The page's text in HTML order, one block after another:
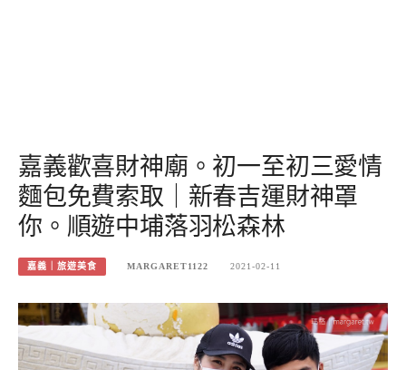
嘉義歡喜財神廟。初一至初三愛情
麵包免費索取｜新春吉運財神罩
你。順遊中埔落羽松森林
嘉義｜旅遊美食 MARGARET1122 2021-02-11